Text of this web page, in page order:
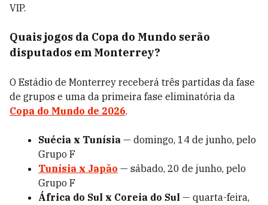
VIP.
Quais jogos da Copa do Mundo serão
disputados em Monterrey?
O Estádio de Monterrey receberá três partidas da fase
de grupos e uma da primeira fase eliminatória da
Copa do Mundo de 2026.
Suécia x Tunísia — domingo, 14 de junho, pelo
Grupo F
Tunísia x Japão — sábado, 20 de junho, pelo
Grupo F
África do Sul x Coreia do Sul — quarta-feira,